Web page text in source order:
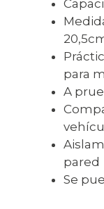
para
A
pared
Se